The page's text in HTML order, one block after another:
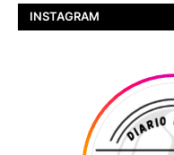
INSTAGRAM